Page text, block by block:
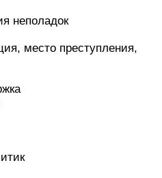
неполадок
место преступления,